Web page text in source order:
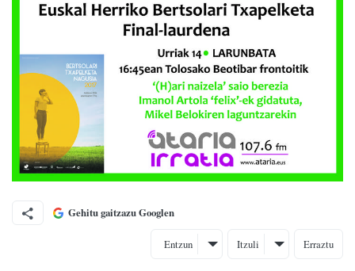
Gehitu gaitzazu Googlen
Entzun Itzuli Erraztu